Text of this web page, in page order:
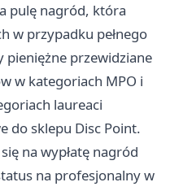
pulę nagród, która
w przypadku pełnego
przewidziane
w kategoriach MPO i
laureaci
do sklepu Disc Point.
na wypłatę nagród
na profesjonalny w